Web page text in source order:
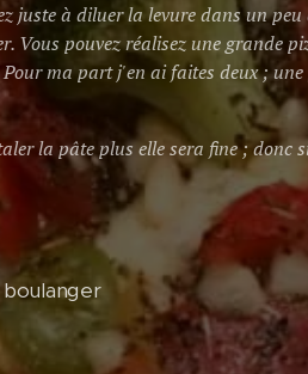
juste à diluer la levure dans un
Vous pouvez réalisez une grande
ma part j'en ai faites deux ;
la pâte plus elle sera fine ; donc